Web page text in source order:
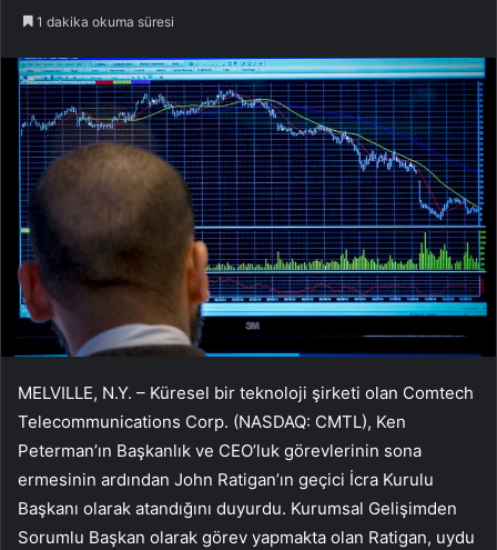
1 dakika okuma süresi
MELVILLE, N.Y. – Küresel bir teknoloji şirketi olan Comtech
Telecommunications Corp. (NASDAQ: CMTL), Ken
Peterman’ın Başkanlık ve CEO’luk görevlerinin sona
ermesinin ardından John Ratigan’ın geçici İcra Kurulu
Başkanı olarak atandığını duyurdu. Kurumsal Gelişimden
Sorumlu Başkan olarak görev yapmakta olan Ratigan, uydu